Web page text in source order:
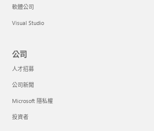
軟體公司
Visual Studio
公司
人才招募
公司新聞
Microsoft 隱私權
投資者